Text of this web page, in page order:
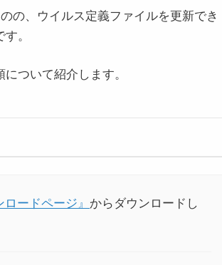
の、ウイルス定義ファイルを更新でき
。
ついて紹介します。
ードページ』 からダウンロードし